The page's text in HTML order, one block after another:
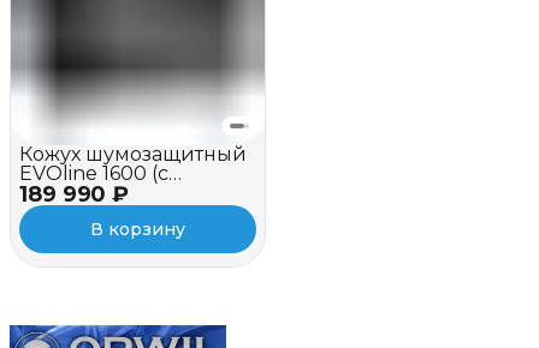
189 990 ₽
Кожух шумозащитный
EVOline 1600 (c
вентилятором и
зимним пакетом)
В корзину